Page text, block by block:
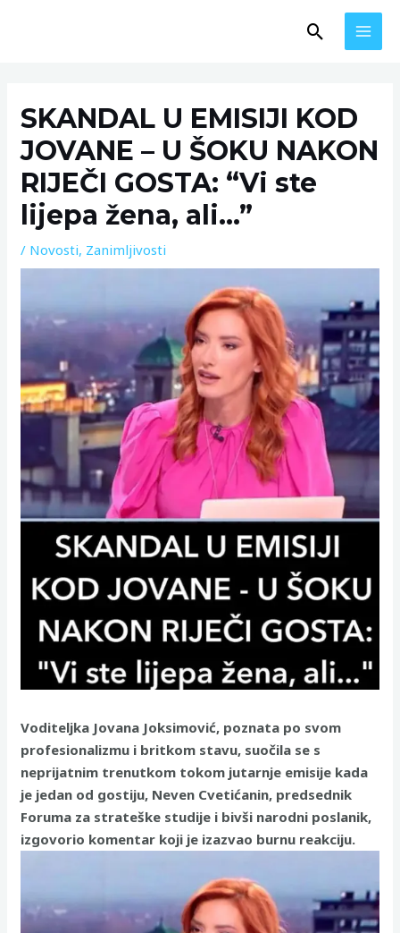
Search
SKANDAL U EMISIJI KOD
JOVANE – U ŠOKU NAKON
RIJEČI GOSTA: “Vi ste
lijepa žena, ali…”
/ Novosti, Zanimljivosti
Voditeljka Jovana Joksimović, poznata po svom
profesionalizmu i britkom stavu, suočila se s
neprijatnim trenutkom tokom jutarnje emisije kada
je jedan od gostiju, Neven Cvetićanin, predsednik
Foruma za strateške studije i bivši narodni poslanik,
izgovorio komentar koji je izazvao burnu reakciju.